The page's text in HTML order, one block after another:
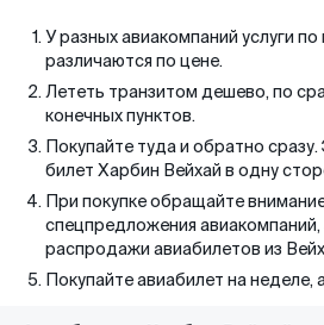
У разных авиакомпаний услуги по
различаются по цене.
Лететь транзитом дешево, по
конечных пунктов.
Покупайте туда и обратно
билет Харбин Вейхай в одну
При покупке обращайте
спецпредложения авиакомпаний,
распродажи авиабилетов из
Покупайте авиабилет на неделе,